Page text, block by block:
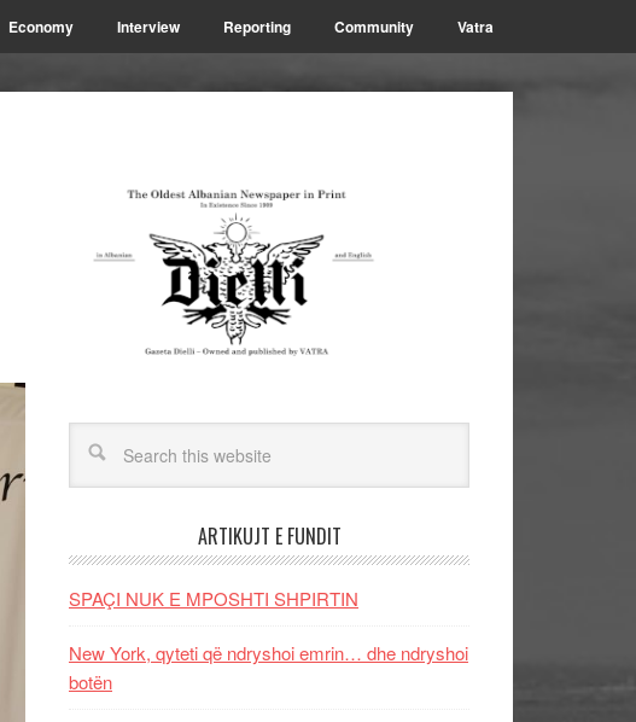
Economy Interview Reporting Community Vatra
ARTIKUJT E FUNDIT
SPAÇI NUK E MPOSHTI SHPIRTIN
New York, qyteti që ndryshoi emrin… dhe ndryshoi
botën